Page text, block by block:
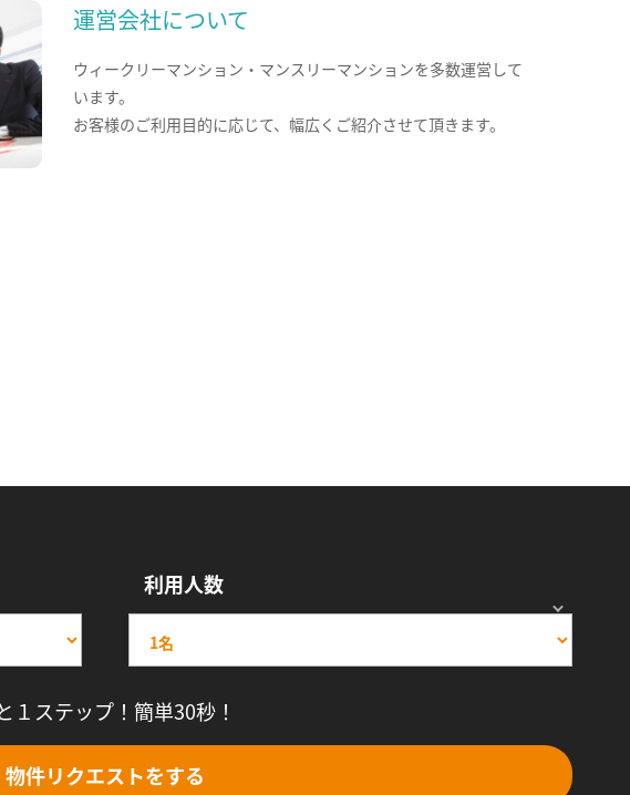
運営会社について
ウィークリーマンション・マンスリーマンションを多数運営して
います。
お客様のご利用目的に応じて、幅広くご紹介させて頂きます。
利用人数
１ステップ！簡単30秒！
物件リクエストをする